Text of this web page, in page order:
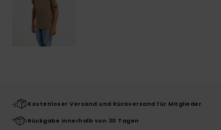
Kostenloser Versand und Rückversand für Mitglieder
Rückgabe innerhalb von 30 Tagen